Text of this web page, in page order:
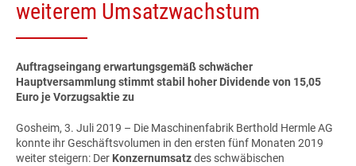
weiterem Umsatzwachstum
Auftragseingang erwartungsgemäß schwächer
Hauptversammlung stimmt stabil hoher Dividende von 15,05
Euro je Vorzugsaktie zu
Gosheim, 3. Juli 2019 – Die Maschinenfabrik Berthold Hermle AG
konnte ihr Geschäftsvolumen in den ersten fünf Monaten 2019
weiter steigern: Der Konzernumsatzdes schwäbischen